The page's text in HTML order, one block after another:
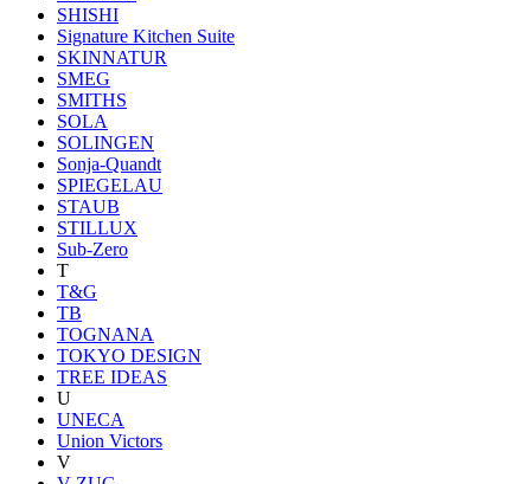
SHISHI
Signature Kitchen Suite
SKINNATUR
SMEG
SMITHS
SOLA
SOLINGEN
Sonja-Quandt
SPIEGELAU
STAUB
STILLUX
Sub-Zero
T
T&G
TB
TOGNANA
TOKYO DESIGN
TREE IDEAS
U
UNECA
Union Victors
V